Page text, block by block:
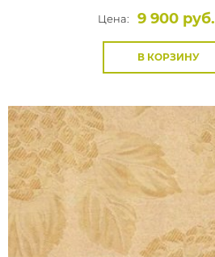
Цена:
9 900 руб.
В КОРЗИНУ